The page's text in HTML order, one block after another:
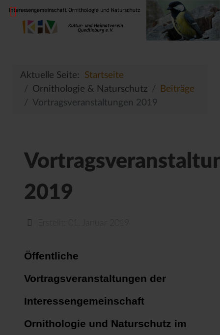
Aktuelle Seite: Startseite
Ornithologie & Naturschutz
Beiträge
Vortragsveranstaltungen 2019
2019
Öffentliche
Vortragsveranstaltungen der
Interessengemeinschaft
Ornithologie und Naturschutz im